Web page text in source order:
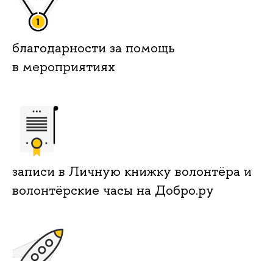
благодарности за помощь
в мероприятиях
записи в Личную книжку волонтёра и
волонтёрские часы на Добро.ру